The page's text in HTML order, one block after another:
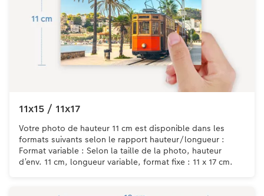
11x15 / 11x17
Votre photo de hauteur 11 cm est disponible dans les
formats suivants selon le rapport hauteur/longueur :
Format variable : Selon la taille de la photo, hauteur
d’env. 11 cm, longueur variable, format fixe : 11 x 17 cm.